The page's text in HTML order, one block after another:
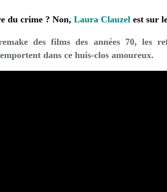
du crime ? Non, Laura Clauzel est sur
des films des années 70, les
dans ce huis-clos amoureux.